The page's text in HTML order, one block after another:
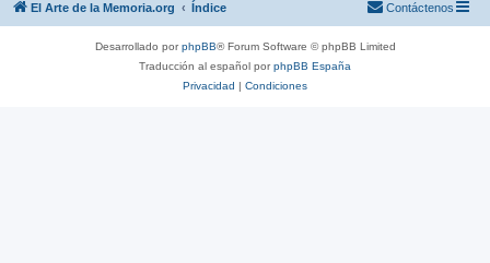
El Arte de la Memoria.org Índice Contáctenos
Desarrollado porphpBB® Forum Software © phpBB Limited
Traducción al español porphpBB España
Privacidad | Condiciones